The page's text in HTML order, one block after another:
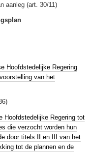
aanleg (art. 30/11)
Hoofdstedelijke Regering
van het
Hoofdstedelijke Regering tot
die verzocht worden hun
door titels II en III van het
tot de plannen en de